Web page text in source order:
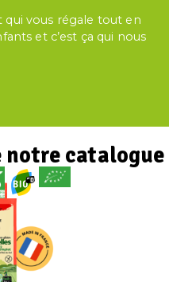
vous régale tout en
et c’est ça qui nous
catalogue